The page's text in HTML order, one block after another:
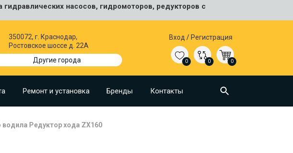
насосов, гидромоторов, редукторов с
350072, г. Краснодар,
Ростовское шоссе д. 22А
Другие города
Вход / Регистрация
0 0 0
Ремонт и установка Бренды Контакты
водила Редуктор хода ZX160